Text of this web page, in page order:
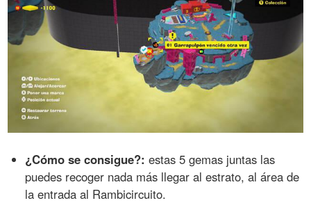
¿Cómo se consigue?: estas 5 gemas juntas las
puedes recoger nada más llegar al estrato, al área de
la entrada al Rambicircuito.